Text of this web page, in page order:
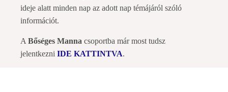
ideje alatt minden nap az adott nap témájáról szóló
információt.
ABőséges Manna csoportba már most tudsz
jelentkezniIDE KATTINTVA.